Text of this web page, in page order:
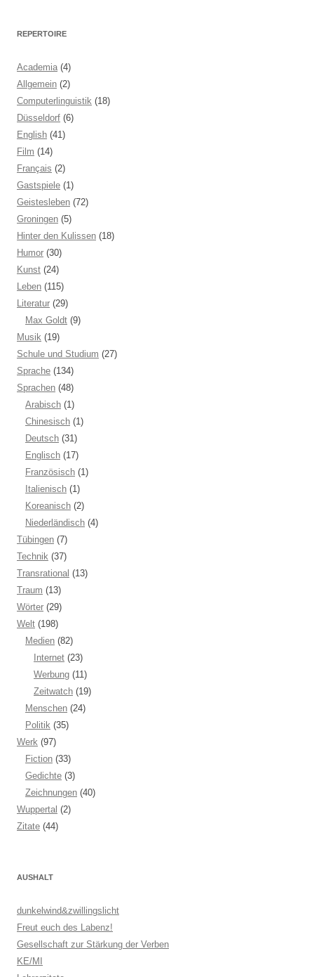
REPERTOIRE
Academia (4)
Allgemein (2)
Computerlinguistik (18)
Düsseldorf (6)
English (41)
Film (14)
Français (2)
Gastspiele (1)
Geistesleben (72)
Groningen (5)
Hinter den Kulissen (18)
Humor (30)
Kunst (24)
Leben (115)
Literatur (29)
Max Goldt (9)
Musik (19)
Schule und Studium (27)
Sprache (134)
Sprachen (48)
Arabisch (1)
Chinesisch (1)
Deutsch (31)
Englisch (17)
Französisch (1)
Italienisch (1)
Koreanisch (2)
Niederländisch (4)
Tübingen (7)
Technik (37)
Transrational (13)
Traum (13)
Wörter (29)
Welt (198)
Medien (82)
Internet (23)
Werbung (11)
Zeitwatch (19)
Menschen (24)
Politik (35)
Werk (97)
Fiction (33)
Gedichte (3)
Zeichnungen (40)
Wuppertal (2)
Zitate (44)
AUSHALT
dunkelwind&zwillingslicht
Freut euch des Labenz!
Gesellschaft zur Stärkung der Verben
KE/MI